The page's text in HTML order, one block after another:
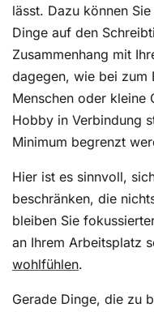
lässt. Dazu können
Dinge auf den
Zusammenhang mit
dagegen, wie bei zum
Menschen oder kleine
Hobby in Verbindung
Minimum begrenzt
Hier ist es sinnvoll,
beschränken, die
bleiben Sie
an Ihrem Arbeitsplatz
wohlfühlen.
Gerade Dinge, die zu